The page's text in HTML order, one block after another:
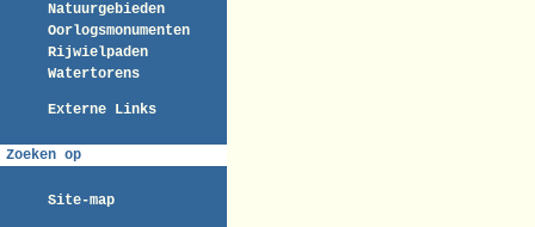
Natuurgebieden
Oorlogsmonumenten
Rijwielpaden
Watertorens
Externe Links
Zoeken op
Site-map